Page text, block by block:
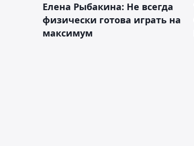
Елена Рыбакина: Не всегда
физически готова играть на
максимум